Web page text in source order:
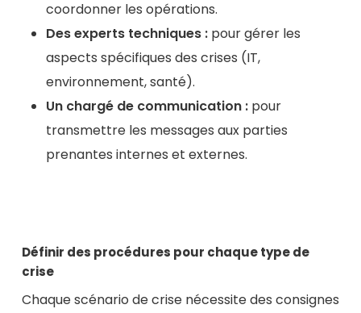
coordonner les opérations.
Des experts techniques :pour gérer les
aspects spécifiques des crises (IT,
environnement, santé).
Un chargé de communication :pour
transmettre les messages aux parties
prenantes internes et externes.
Définir des procédures pour chaque type de
crise
Chaque scénario de crise nécessite des consignes